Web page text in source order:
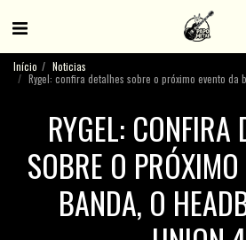
Início
Noticias
Rygel: confira detalhes sobre o próximo evento da
RYGEL: CONFIRA
SOBRE O
BANDA, O